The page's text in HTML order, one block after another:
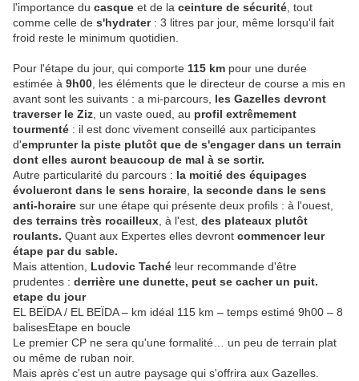
l'importance du casque et de la ceinture de sécurité , tout
comme celle de s'hydrater : 3 litres par jour, même lorsqu'il fait
froid reste le minimum quotidien.
Pour l'étape du jour, qui comporte 115 km pour une durée
estimée à 9h00 , les éléments que le directeur de course a mis en
avant sont les suivants : a mi-parcours, les Gazelles devront
traverser le Ziz , un vaste oued, au profil extrêmement
tourmenté : il est donc vivement conseillé aux participantes
d'emprunter la piste plutôt que de s'engager dans un terrain
dont elles auront beaucoup de mal à se sortir.
Autre particularité du parcours : la moitié des équipages
évolueront dans le sens horaire la seconde dans le sens
anti-horaire sur une étape qui présente deux profils : à l'ouest,
des terrains très rocailleux , à l'est, des plateaux plutôt
roulants. Quant aux Expertes elles devront commencer leur
étape par du sable.
Mais attention, Ludovic Taché leur recommande d'être
prudentes : derrière une dunette, peut se cacher un puit.
etape du jour
EL BEÏDA / EL BEÏDA – km idéal 115 km – temps estimé 9h00 – 8
balisesEtape en boucle
Le premier CP ne sera qu'une formalité… un peu de terrain plat
ou même de ruban noir.
Mais après c'est un autre paysage qui s'offrira aux Gazelles.